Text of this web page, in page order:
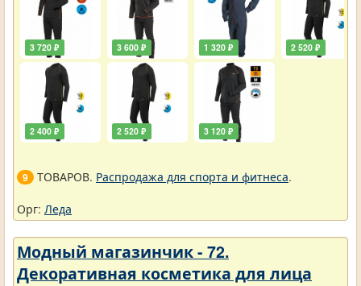
3 720 ₽
2 400 ₽
3 600 ₽
2 520 ₽
1 320 ₽
3 120 ₽
2 520 ₽
9 ТОВАРОВ. Распродажа для спорта и фитнеса.
Орг: Леда
Модный магазинчик - 72.
Декоративная косметика для лица